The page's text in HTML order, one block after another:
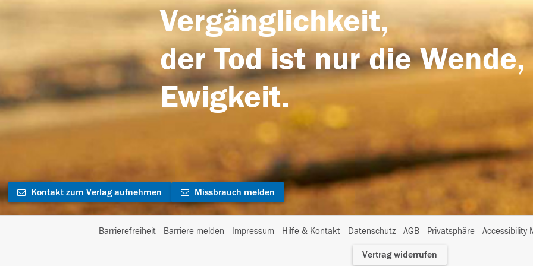
Vergänglichkeit,
der Tod ist nur die
Ewigkeit.
Kontakt zum Verlag aufnehmen Missbrauch melden
Barrierefreiheit Barriere melden Impressum Hilfe & Kontakt Datenschutz AGB Privatsphäre
I
Vertrag widerrufen